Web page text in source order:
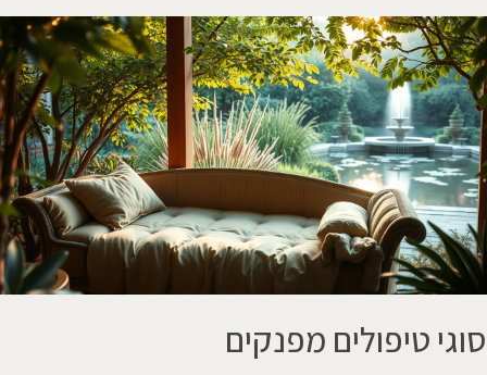
סוגי טיפולים מפנקים